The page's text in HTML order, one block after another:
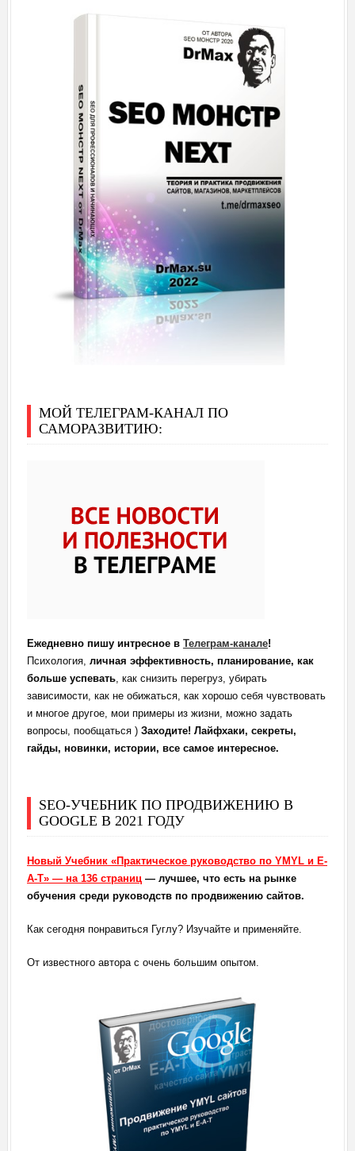
МОЙ ТЕЛЕГРАМ-КАНАЛ ПО
САМОРАЗВИТИЮ:
Ежедневно пишу интресное в Телеграм-канале!
Психология, личная эффективность, планирование, как
больше успевать, как снизить перегруз, убирать
зависимости, как не обижаться, как хорошо себя чувствовать
и многое другое, мои примеры из жизни, можно задать
вопросы, пообщаться ) Заходите! Лайфхаки, секреты,
гайды, новинки, истории, все самое интересное.
SEO-УЧЕБНИК ПО ПРОДВИЖЕНИЮ В
GOOGLE В 2021 ГОДУ
Новый Учебник «Практическое руководство по YMYL и E-
A-T» — на 136 страниц— лучшее, что есть на рынке
обучения среди руководств по продвижению сайтов.
Как сегодня понравиться Гуглу? Изучайте и применяйте.
От известного автора с очень большим опытом.